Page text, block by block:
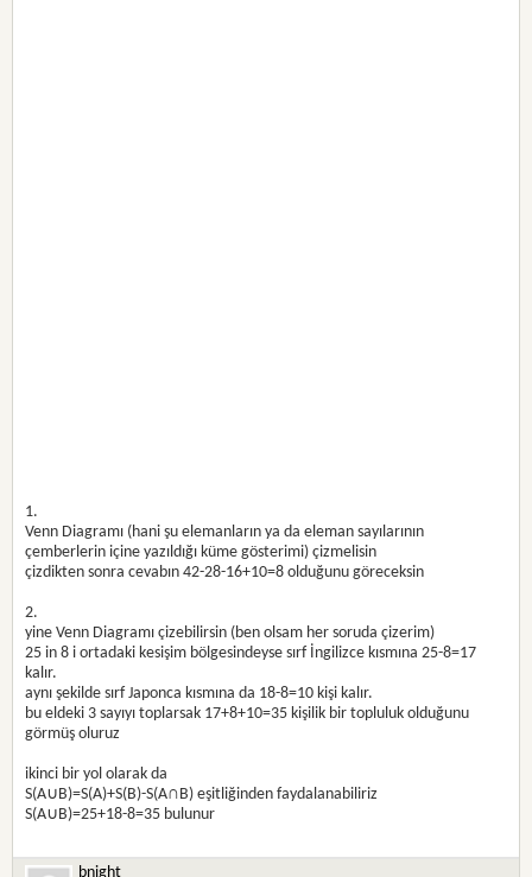
1.
Venn Diagramı (hani şu elemanların ya da eleman sayılarının
çemberlerin içine yazıldığı küme gösterimi) çizmelisin
çizdikten sonra cevabın 42-28-16+10=8 olduğunu göreceksin
2.
yine Venn Diagramı çizebilirsin (ben olsam her soruda çizerim)
25 in 8 i ortadaki kesişim bölgesindeyse sırf İngilizce kısmına 25-8=17
kalır.
aynı şekilde sırf Japonca kısmına da 18-8=10 kişi kalır.
bu eldeki 3 sayıyı toplarsak 17+8+10=35 kişilik bir topluluk olduğunu
görmüş oluruz
ikinci bir yol olarak da
S(A∪B)=S(A)+S(B)-S(A∩B) eşitliğinden faydalanabiliriz
S(A∪B)=25+18-8=35 bulunur
bnight